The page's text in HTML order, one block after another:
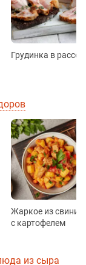
Грудинка в
Жаркое из
с картофелем
из сыра